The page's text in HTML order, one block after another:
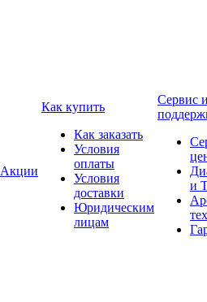
Акции
Как купить
Как заказать
Условия
оплаты
Условия
доставки
Юридическим
лицам
Сервис
и